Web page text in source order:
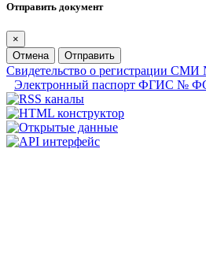
Отправить документ
×
Отмена
Отправить
Свидетельство о регистрации
Электронный паспорт ФГИС №